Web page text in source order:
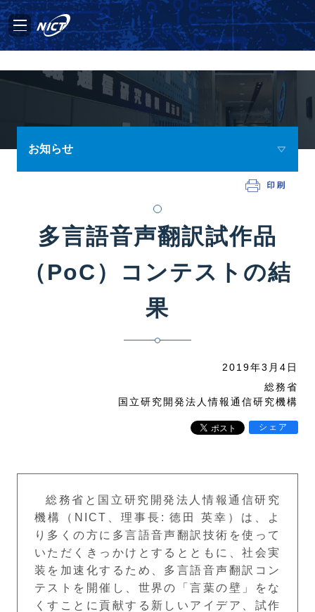
お知らせ
多言語音声翻訳試作品
（PoC）コンテストの結
果
2019年3月4日
総務省
国立研究開発法人情報通信研究機構
シェア
総務省と国立研究開発法人情報通信研究
機構（NICT、理事長: 徳田 英幸）は、よ
り多くの方に多言語音声翻訳技術を使って
いただくきっかけとするとともに、社会実
装を加速化するため、多言語音声翻訳コン
テストを開催し、世界の「言葉の壁」をな
くすことに貢献する新しいアイデア、試作